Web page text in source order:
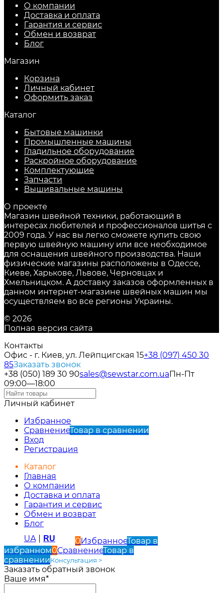
О компании
Доставка и оплата
Гарантия и сервис
Обмен и возврат
Блог
Магазин
Корзина
Личный кабинет
Оформить заказ
Каталог
Бытовые машинки
Промышленные машины
Гладильное оборудование
Раскройное оборудование
Комплектующие
Запчасти
Вышивальные машины
О проекте
Магазин швейной техники, работающий в
интересах любителей и профессионалов шитья с
2009 года. У нас вы легко сможете купить свою
первую швейную машину или все необходимое
для оснащения швейного производства. Наши
физические магазины расположены в Одессе,
Киеве, Харькове, Львове, Черновцах и
Хмельницком. А доставку заказов оформленных в
данном интернет-магазине швейных машин мы
осуществляем во все регионы Украины.
© 2026
Полная версия сайта
Контакты
Офис - г. Киев, ул. Лейпцигская 15+38 (097) 450 30
85Заказать звонок
+38 (050) 189 30 90sales@sewstar.com.uaПн-Пт
09:00—18:00
Личный кабинет
Избранное
СравнениеТовар в сравнении
Вход
Регистрация
Каталог
Главная
О компании
Доставка и оплата
Гарантия и сервис
Обмен и возврат
Блог
UA
RU 0ИзбранноеТовар в
избранном0СравнениеТовар в
сравненииКонсультация >
Заказать обратный звонок
Ваше имя*